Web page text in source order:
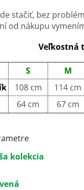
stačiť, bez
od nákupu
Veľkostná
S M
108 cm 114 cm
64 cm 67 cm
kolekcia